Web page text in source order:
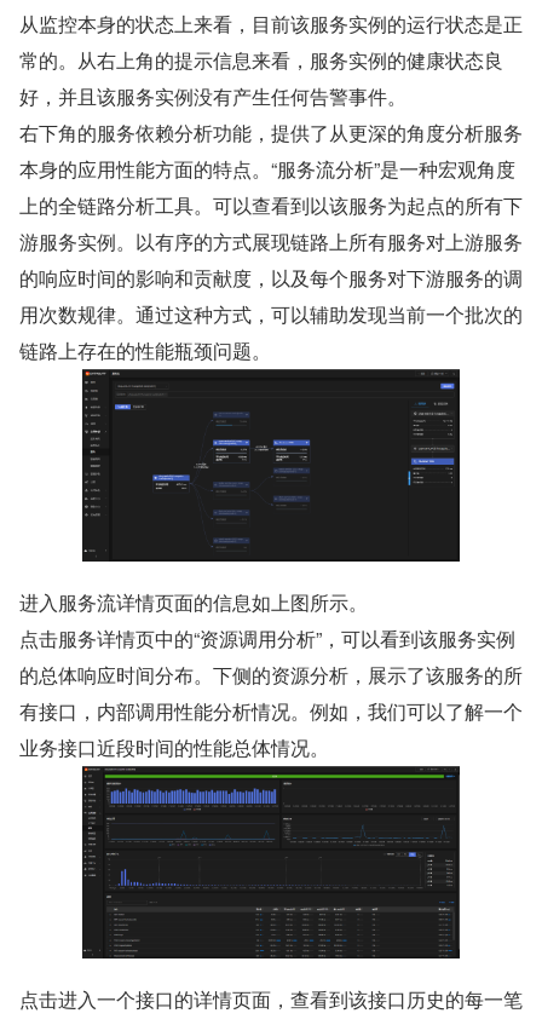
从监控本身的状态上来看，目前该服务实例的运行状态是正
常的。从右上角的提示信息来看，服务实例的健康状态良
好，并且该服务实例没有产生任何告警事件。
右下角的服务依赖分析功能，提供了从更深的角度分析服务
本身的应用性能方面的特点。“服务流分析”是一种宏观角度
上的全链路分析工具。可以查看到以该服务为起点的所有下
游服务实例。以有序的方式展现链路上所有服务对上游服务
的响应时间的影响和贡献度，以及每个服务对下游服务的调
用次数规律。通过这种方式，可以辅助发现当前一个批次的
链路上存在的性能瓶颈问题。
进入服务流详情页面的信息如上图所示。
点击服务详情页中的“资源调用分析”，可以看到该服务实例
的总体响应时间分布。下侧的资源分析，展示了该服务的所
有接口，内部调用性能分析情况。例如，我们可以了解一个
业务接口近段时间的性能总体情况。
点击进入一个接口的详情页面，查看到该接口历史的每一笔